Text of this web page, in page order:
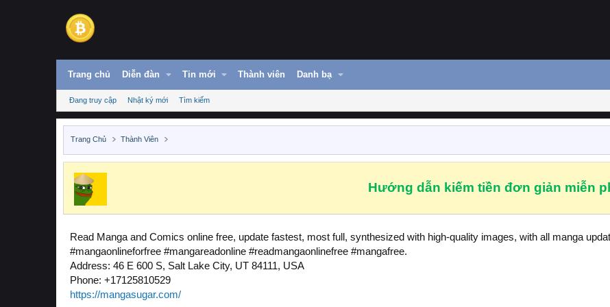
Trang chủ Diễn đàn Tin mới Thành viên Danh bạ
Đang truy cập Nhật ký mới Tìm kiếm
Trang Chủ Thành Viên
Hướng dẫn kiếm tiền đơn giản miễn
Read Manga and Comics online free, update fastest, most full, synthesized with high-quality images, with all manga
#mangaonlineforfree #mangareadonline #readmangaonlinefree #mangafree.
Address: 46 E 600 S, Salt Lake City, UT 84111, USA
Phone: +17125810529
https://mangasugar.com/